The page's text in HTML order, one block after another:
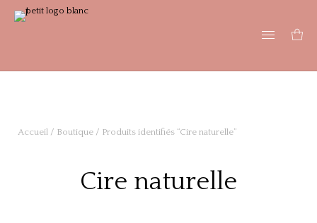
Accueil / Boutique / Produits identifiés “Cire naturelle”
Cire naturelle